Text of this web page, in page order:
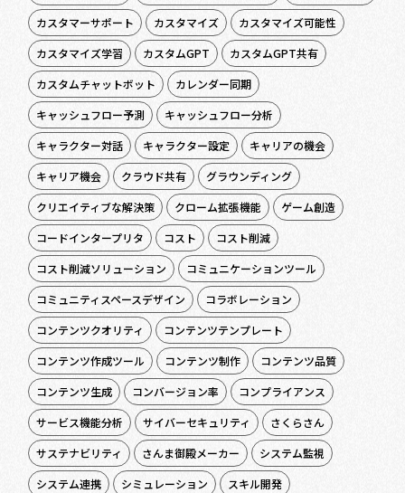
カスタマーサポート
カスタマイズ
カスタマイズ可能性
カスタマイズ学習
カスタムGPT
カスタムGPT共有
カスタムチャットボット
カレンダー同期
キャッシュフロー予測
キャッシュフロー分析
キャラクター対話
キャラクター設定
キャリアの機会
キャリア機会
クラウド共有
グラウンディング
クリエイティブな解決策
クローム拡張機能
ゲーム創造
コードインタープリタ
コスト
コスト削減
コスト削減ソリューション
コミュニケーションツール
コミュニティスペースデザイン
コラボレーション
コンテンツクオリティ
コンテンツテンプレート
コンテンツ作成ツール
コンテンツ制作
コンテンツ品質
コンテンツ生成
コンバージョン率
コンプライアンス
サービス機能分析
サイバーセキュリティ
さくらさん
サステナビリティ
さんま御殿メーカー
システム監視
システム連携
シミュレーション スキル開発